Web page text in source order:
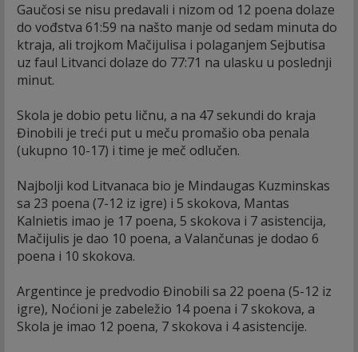
Gaučosi se nisu predavali i nizom od 12 poena dolaze
do vođstva 61:59 na našto manje od sedam minuta do
ktraja, ali trojkom Mačijulisa i polaganjem Sejbutisa
uz faul Litvanci dolaze do 77:71 na ulasku u poslednji
minut.
Skola je dobio petu ličnu, a na 47 sekundi do kraja
Đinobili je treći put u meču promašio oba penala
(ukupno 10-17) i time je meč odlučen.
Najbolji kod Litvanaca bio je Mindaugas Kuzminskas
sa 23 poena (7-12 iz igre) i 5 skokova, Mantas
Kalnietis imao je 17 poena, 5 skokova i 7 asistencija,
Mačijulis je dao 10 poena, a Valančunas je dodao 6
poena i 10 skokova.
Argentince je predvodio Đinobili sa 22 poena (5-12 iz
igre), Noćioni je zabeležio 14 poena i 7 skokova, a
Skola je imao 12 poena, 7 skokova i 4 asistencije.